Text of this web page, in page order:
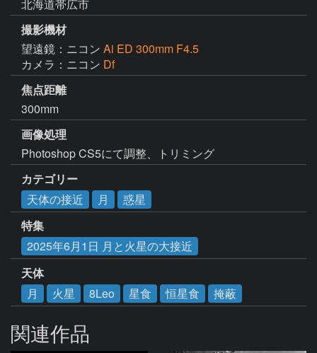
北海道帯広市
撮影機材
望遠鏡：ニコン Ai ED 300mm F4.5
カメラ：ニコン Df
焦点距離
300mm
画像処理
Photoshop CS5にて調整、トリミング
カテゴリー
天体の接近
月
惑星
特集
2025年6月1日 月と火星の大接近
天体
月
火星 8Leo 星食 恒星食 掩蔽
関連作品